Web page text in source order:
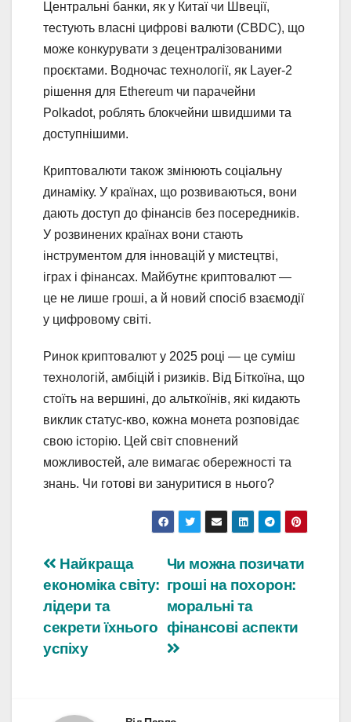
Центральні банки, як у Китаї чи Швеції,
тестують власні цифрові валюти (CBDC), що
може конкурувати з децентралізованими
проєктами. Водночас технології, як Layer-2
рішення для Ethereum чи парачейни
Polkadot, роблять блокчейни швидшими та
доступнішими.
Криптовалюти також змінюють соціальну
динаміку. У країнах, що розвиваються, вони
дають доступ до фінансів без посередників.
У розвинених країнах вони стають
інструментом для інновацій у мистецтві,
іграх і фінансах. Майбутнє криптовалют —
це не лише гроші, а й новий спосіб взаємодії
у цифровому світі.
Ринок криптовалют у 2025 році — це суміш
технологій, амбіцій і ризиків. Від Біткоїна, що
стоїть на вершині, до альткоїнів, які кидають
виклик статус-кво, кожна монета розповідає
свою історію. Цей світ сповнений
можливостей, але вимагає обережності та
знань. Чи готові ви зануритися в нього?
Навігація
записів
Чи можна позичати
гроші на похорон:
моральні та
фінансові аспекти
Найкраща
економіка світу:
лідери та
секрети їхнього
успіху